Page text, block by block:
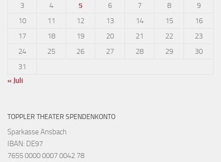
3
4 5 6 7 8
9
10
11 12 13 14 15
16
17
18 19 20 21 22
23
24
25 26 27 28 29
30
31
« Juli
TOPPLER THEATER SPENDENKONTO
Sparkasse Ansbach
IBAN: DE97
7655 0000 0007 0042 78